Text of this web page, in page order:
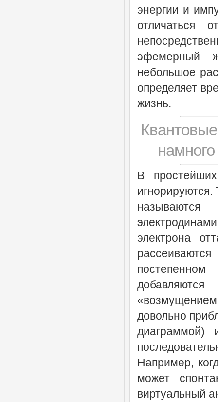
энергии и
отличаться
эфемерный
небольшое
определяет
жизнь.
В
называются
электрона
довольно
Например,
может
виртуальный